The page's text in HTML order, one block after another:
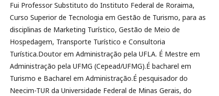
Fui Professor Substituto do Instituto Federal de Roraima,
Curso Superior de Tecnologia em Gestão de Turismo, para as
disciplinas de Marketing Turístico, Gestão de Meio de
Hospedagem, Transporte Turístico e Consultoria
Turística.Doutor em Administração pela UFLA. É Mestre em
Administração pela UFMG (Cepead/UFMG).É bacharel em
Turismo e Bacharel em Administração.É pesquisador do
Neecim-TUR da Universidade Federal de Minas Gerais, do